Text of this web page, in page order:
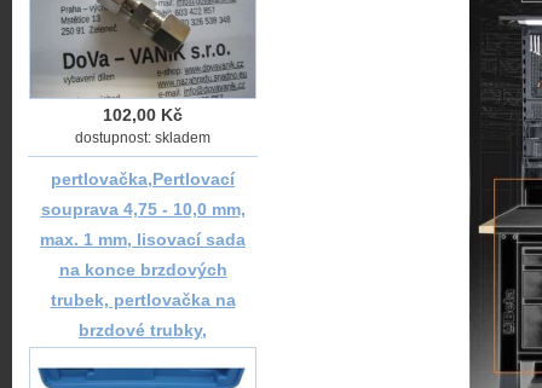
102,00 Kč
dostupnost: skladem
pertlovačka,Pertlovací
souprava 4,75 - 10,0 mm,
max. 1 mm, lisovací sada
na konce brzdových
trubek, pertlovačka na
brzdové trubky,